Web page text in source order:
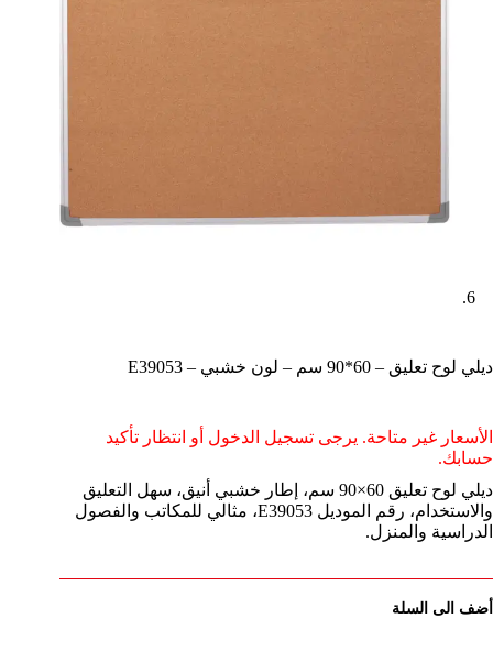
ديلي لوح تعليق – 60*90 سم – لون خشبي – E39053
الأسعار غير متاحة. يرجى تسجيل الدخول أو انتظار تأكيد
حسابك.
ديلي لوح تعليق 60×90 سم، إطار خشبي أنيق، سهل التعليق
والاستخدام، رقم الموديل E39053، مثالي للمكاتب والفصول
الدراسية والمنزل.
أضف الى السلة